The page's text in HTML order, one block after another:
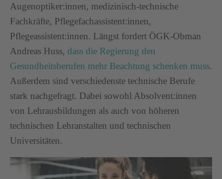
Augenoptiker:innen, medizinisch-technische
Fachkräfte, Pflegefachassistent:innen,
Pflegeassistent:innen. Längst fordert ÖGK-Obman
Andreas Huss, dass die Regierung den
Gesundheitsberufen mehr Beachtung schenken muss.
Außerdem sind verschiedenste technische Berufe
stark nachgefragt. Dabei sowohl Absolvent:innen
von Lehrausbildungen als auch von höheren
technischen Lehranstalten und technischen
Universitäten.